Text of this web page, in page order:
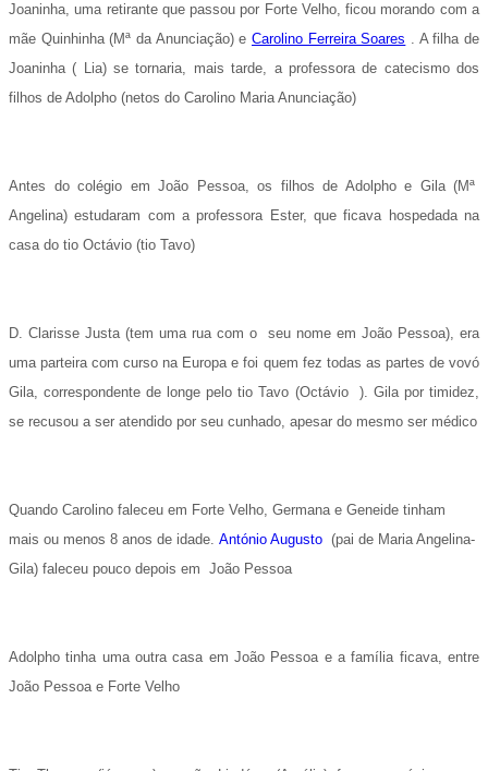
Joaninha, uma retirante que passou por Forte Velho, ficou morando com a
mãe Quinhinha (Mª da Anunciação) e Carolino Ferreira Soares . A filha de
Joaninha ( Lia) se tornaria, mais tarde, a professora de catecismo dos
filhos de Adolpho (netos do Carolino Maria Anunciação)
Antes do colégio em João Pessoa, os filhos de Adolpho e Gila (Mª
Angelina) estudaram com a professora Ester, que ficava hospedada na
casa do tio Octávio (tio Tavo)
D. Clarisse Justa (tem uma rua com o seu nome em João Pessoa), era
uma parteira com curso na Europa e foi quem fez todas as partes de vovó
Gila, correspondente de longe pelo tio Tavo (Octávio ). Gila por timidez,
se recusou a ser atendido por seu cunhado, apesar do mesmo ser médico
Quando Carolino faleceu em Forte Velho, Germana e Geneide tinham
mais ou menos 8 anos de idade. António Augusto (pai de Maria Angelina-
Gila) faleceu pouco depois em João Pessoa
Adolpho tinha uma outra casa em João Pessoa e a família ficava, entre
João Pessoa e Forte Velho